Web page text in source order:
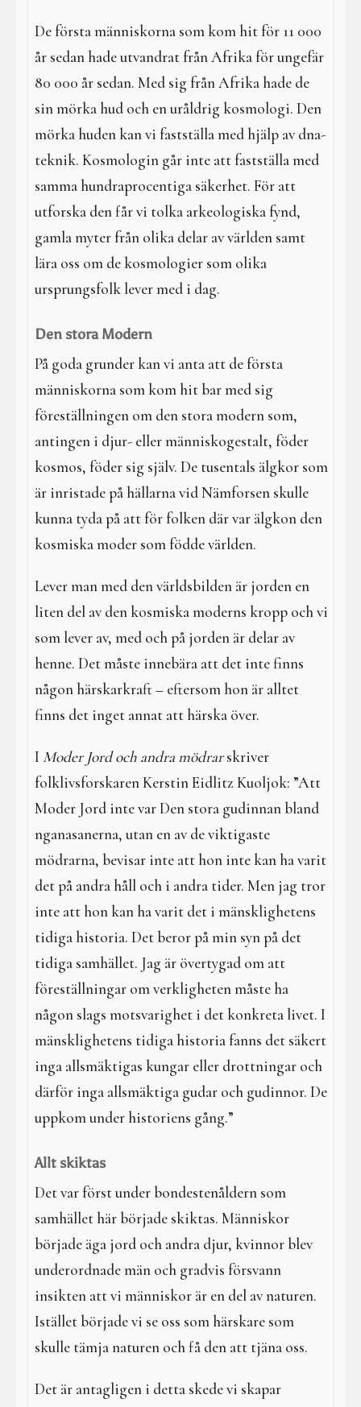
De första människorna som kom hit för 11 000
år sedan hade utvandrat från Afrika för ungefär
80 000 år sedan. Med sig från Afrika hade de
sin mörka hud och en uråldrig kosmologi. Den
mörka huden kan vi fastställa med hjälp av dna-
teknik. Kosmologin går inte att fastställa med
samma hundraprocentiga säkerhet. För att
utforska den får vi tolka arkeologiska fynd,
gamla myter från olika delar av världen samt
lära oss om de kosmologier som olika
ursprungsfolk lever med i dag.
Den stora Modern
På goda grunder kan vi anta att de första
människorna som kom hit bar med sig
föreställningen om den stora modern som,
antingen i djur- eller människogestalt, föder
kosmos, föder sig själv. De tusentals älgkor som
är inristade på hällarna vid Nämforsen skulle
kunna tyda på att för folken där var älgkon den
kosmiska moder som födde världen.
Lever man med den världsbilden är jorden en
liten del av den kosmiska moderns kropp och vi
som lever av, med och på jorden är delar av
henne. Det måste innebära att det inte finns
någon härskarkraft – eftersom hon är alltet
finns det inget annat att härska över.
I Moder Jord och andra mödrarskriver
folklivsforskaren Kerstin Eidlitz Kuoljok: ”Att
Moder Jord inte var Den stora gudinnan bland
nganasanerna, utan en av de viktigaste
mödrarna, bevisar inte att hon inte kan ha varit
det på andra håll och i andra tider. Men jag tror
inte att hon kan ha varit det i mänsklighetens
tidiga historia. Det beror på min syn på det
tidiga samhället. Jag är övertygad om att
föreställningar om verkligheten måste ha
någon slags motsvarighet i det konkreta livet. I
mänsklighetens tidiga historia fanns det säkert
inga allsmäktigas kungar eller drottningar och
därför inga allsmäktiga gudar och gudinnor. De
uppkom under historiens gång.”
Allt skiktas
Det var först under bondestenåldern som
samhället här började skiktas. Människor
började äga jord och andra djur, kvinnor blev
underordnade män och gradvis försvann
insikten att vi människor är en del av naturen.
Istället började vi se oss som härskare som
skulle tämja naturen och få den att tjäna oss.
Det är antagligen i detta skede vi skapar